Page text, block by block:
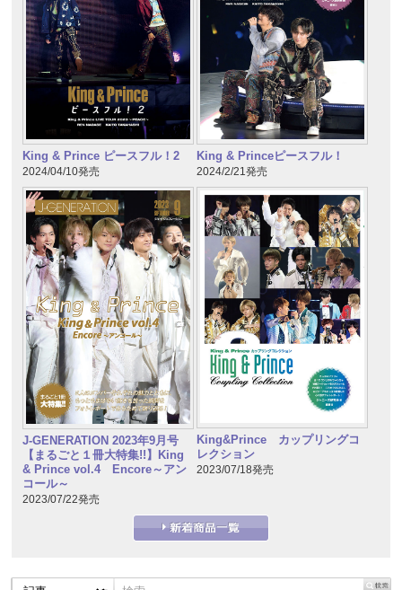
King & Prince ピースフル！2
2024/04/10発売
King & Princeピースフル！
2024/2/21発売
J-GENERATION 2023年9月号
【まるごと１冊大特集!!】King
& Prince vol.4 Encore～アン
コール～
2023/07/22発売
King&Prince カップリングコ
レクション
2023/07/18発売